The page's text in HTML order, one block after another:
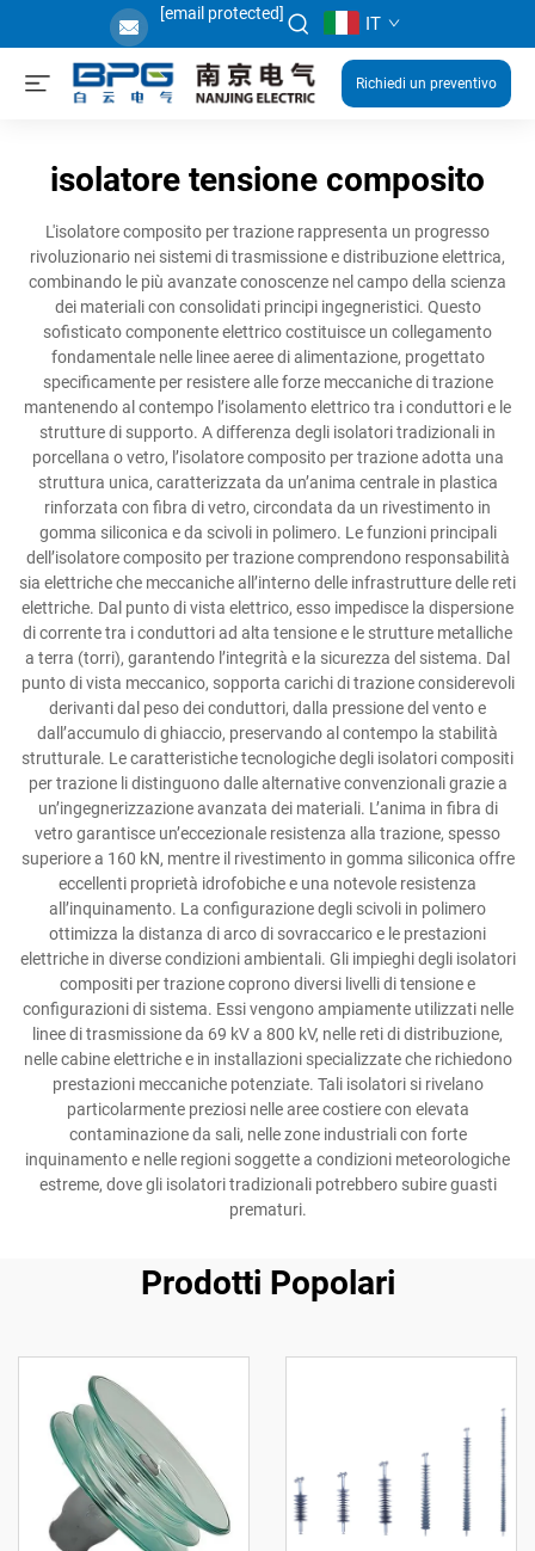
[email protected] IT
Richiedi un preventivo
isolatore tensione composito
L'isolatore composito per trazione rappresenta un progresso
rivoluzionario nei sistemi di trasmissione e distribuzione elettrica,
combinando le più avanzate conoscenze nel campo della scienza
dei materiali con consolidati principi ingegneristici. Questo
sofisticato componente elettrico costituisce un collegamento
fondamentale nelle linee aeree di alimentazione, progettato
specificamente per resistere alle forze meccaniche di trazione
mantenendo al contempo l’isolamento elettrico tra i conduttori e le
strutture di supporto. A differenza degli isolatori tradizionali in
porcellana o vetro, l’isolatore composito per trazione adotta una
struttura unica, caratterizzata da un’anima centrale in plastica
rinforzata con fibra di vetro, circondata da un rivestimento in
gomma siliconica e da scivoli in polimero. Le funzioni principali
dell’isolatore composito per trazione comprendono responsabilità
sia elettriche che meccaniche all’interno delle infrastrutture delle reti
elettriche. Dal punto di vista elettrico, esso impedisce la dispersione
di corrente tra i conduttori ad alta tensione e le strutture metalliche
a terra (torri), garantendo l’integrità e la sicurezza del sistema. Dal
punto di vista meccanico, sopporta carichi di trazione considerevoli
derivanti dal peso dei conduttori, dalla pressione del vento e
dall’accumulo di ghiaccio, preservando al contempo la stabilità
strutturale. Le caratteristiche tecnologiche degli isolatori compositi
per trazione li distinguono dalle alternative convenzionali grazie a
un’ingegnerizzazione avanzata dei materiali. L’anima in fibra di
vetro garantisce un’eccezionale resistenza alla trazione, spesso
superiore a 160 kN, mentre il rivestimento in gomma siliconica offre
eccellenti proprietà idrofobiche e una notevole resistenza
all’inquinamento. La configurazione degli scivoli in polimero
ottimizza la distanza di arco di sovraccarico e le prestazioni
elettriche in diverse condizioni ambientali. Gli impieghi degli isolatori
compositi per trazione coprono diversi livelli di tensione e
configurazioni di sistema. Essi vengono ampiamente utilizzati nelle
linee di trasmissione da 69 kV a 800 kV, nelle reti di distribuzione,
nelle cabine elettriche e in installazioni specializzate che richiedono
prestazioni meccaniche potenziate. Tali isolatori si rivelano
particolarmente preziosi nelle aree costiere con elevata
contaminazione da sali, nelle zone industriali con forte
inquinamento e nelle regioni soggette a condizioni meteorologiche
estreme, dove gli isolatori tradizionali potrebbero subire guasti
prematuri.
Prodotti Popolari